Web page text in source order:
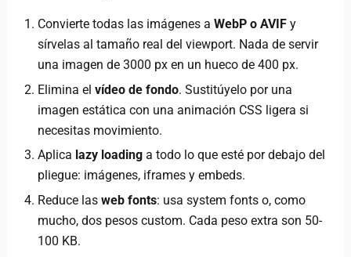
Convierte todas las imágenes aWebP o AVIF y
sírvelas al tamaño real del viewport. Nada de servir
una imagen de 3000 px en un hueco de 400 px.
Elimina elvídeo de fondo. Sustitúyelo por una
imagen estática con una animación CSS ligera si
necesitas movimiento.
Aplica lazy loading a todo lo que esté por debajo del
pliegue: imágenes, iframes y embeds.
Reduce lasweb fonts: usa system fonts o, como
mucho, dos pesos custom. Cada peso extra son 50-
100 KB.